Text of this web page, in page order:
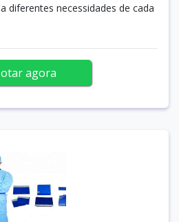
diferentes necessidades de cada
agora